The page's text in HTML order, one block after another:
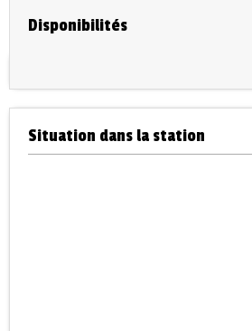
Disponibilités
Situation dans la station